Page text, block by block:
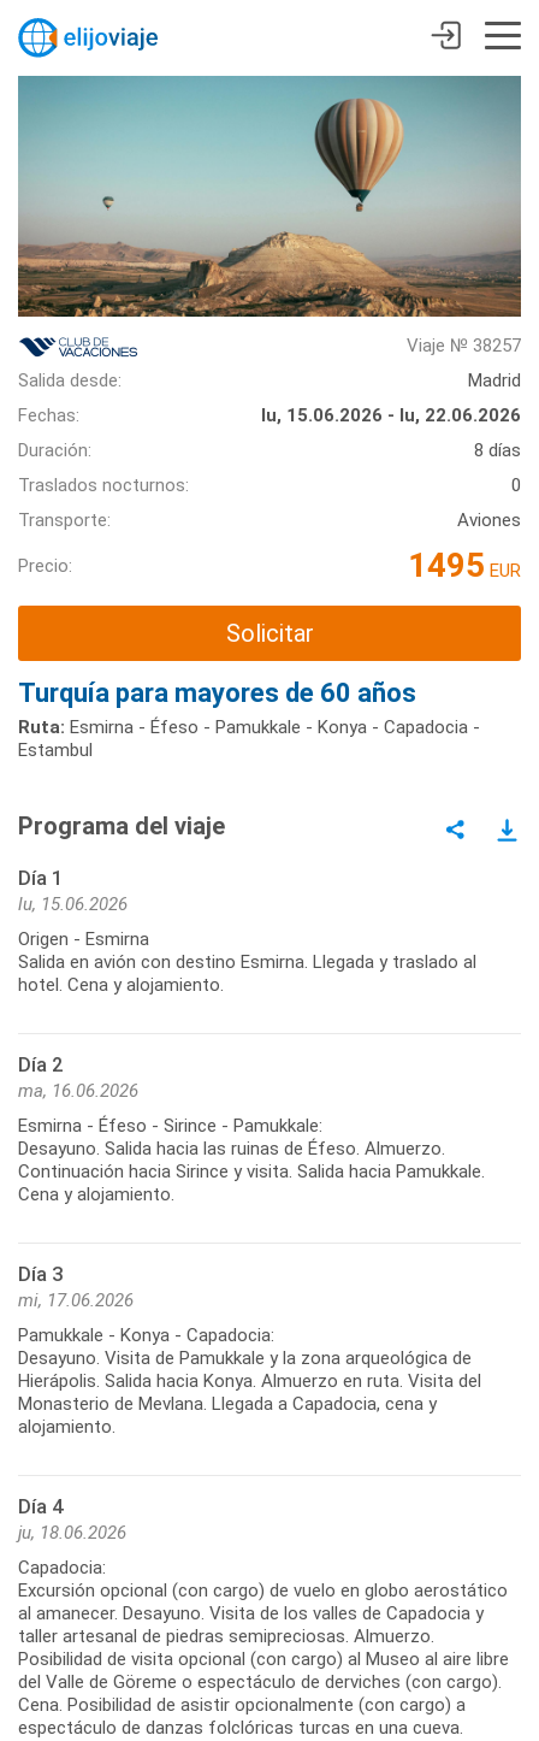
Viaje № 38257
Salida desde:
Madrid
Fechas:
lu, 15.06.2026 - lu, 22.06.2026
Duración:
8 días
Traslados nocturnos:
0
Transporte:
Aviones
Precio: 1495 EUR
Solicitar
Turquía para mayores de 60 años
Ruta: Esmirna - Éfeso - Pamukkale - Konya - Capadocia -
Estambul
Programa del viaje
Día 1
lu, 15.06.2026
Origen - Esmirna
Salida en avión con destino Esmirna. Llegada y traslado al
hotel. Cena y alojamiento.
Día 2
ma, 16.06.2026
Esmirna - Éfeso - Sirince - Pamukkale:
Desayuno. Salida hacia las ruinas de Éfeso. Almuerzo.
Continuación hacia Sirince y visita. Salida hacia Pamukkale.
Día 3
mi, 17.06.2026
Pamukkale - Konya - Capadocia:
Desayuno. Visita de Pamukkale y la zona arqueológica de
Hierápolis. Salida hacia Konya. Almuerzo en ruta. Visita del
Monasterio de Mevlana. Llegada a Capadocia, cena y
Día 4
ju, 18.06.2026
Capadocia:
Excursión opcional (con cargo) de vuelo en globo aerostático
al amanecer. Desayuno. Visita de los valles de Capadocia y
taller artesanal de piedras semipreciosas. Almuerzo.
Posibilidad de visita opcional (con cargo) al Museo al aire libre
del Valle de Göreme o espectáculo de derviches (con cargo).
Cena. Posibilidad de asistir opcionalmente (con cargo) a
espectáculo de danzas folclóricas turcas en una cueva.